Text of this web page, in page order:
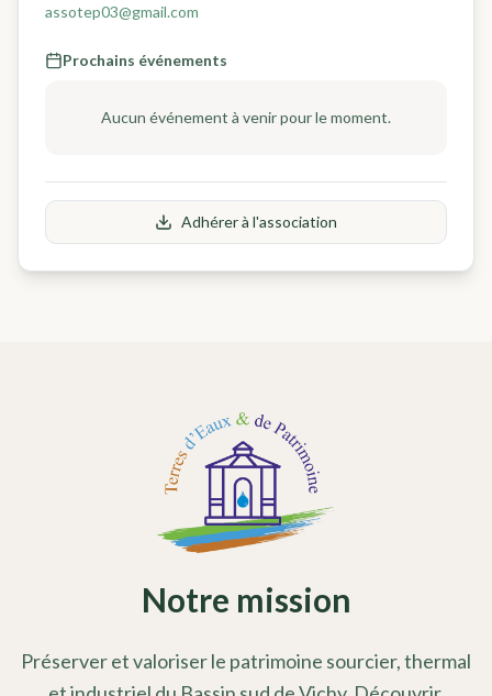
assotep03@gmail.com
Prochains événements
Aucun événement à venir pour le moment.
Adhérer à l'association
Notre mission
Préserver et valoriser le patrimoine sourcier, thermal